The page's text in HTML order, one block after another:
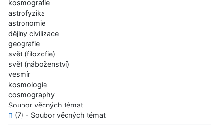
kosmografie
astrofyzika
astronomie
dějiny civilizace
geografie
svět (filozofie)
svět (náboženství)
vesmír
kosmologie
cosmography
Soubor věcných témat
(7) - Soubor věcných témat